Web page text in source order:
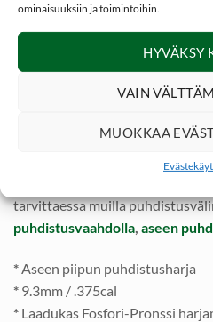
ominaisuuksiin ja toimintoihin.
HYVÄKSY
VAIN
MUOKKAA
Varmista että harja vastaa
lataamaton.
Pronssiharja tulee työntää
kestävät käyttöä parhaiten. Kun
irrotettua, puhdista irtokarsta
tarvittaessa muilla
puhdistusvaahdolla, aseen
* Aseen piipun puhdistusharja
* 9.3mm / .375cal
* Laadukas Fosfori-Pronssi